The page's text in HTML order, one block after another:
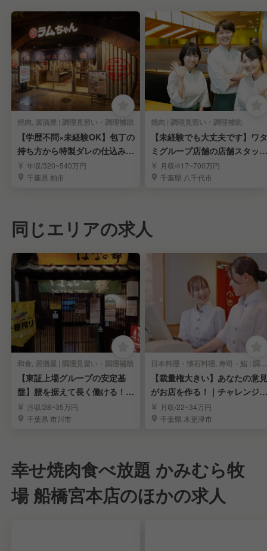
焼肉, 居酒屋 | 調理見習い・調理補助
【学歴不問×未経験OK】包丁の
持ち方から特製ダレの仕込みま
でしっかり伝授♪
年収/320~540万円
千葉県 柏市
焼肉 | 調理見習い・調理補助
【未経験でも大丈夫です】ワタ
ミグループ店舗の店舗スタッフ
(店長候補)を募集
月収/417~700万円
千葉県 八千代市
同じエリアの求人
和食, 居酒屋 | 調理見習い・調理補助
【東証上場グループの安定基
盤】腰を据えて長く働ける！調
理スタッフ募集
月収/28~35万円
千葉県 市川市
日本料理・懐石料理, 寿司・鮨 | 調理見習い・調理補助
【裁量権大きい】あなたの意見
がお店を作る！｜チャレンジを
応援する環境
月収/22~34万円
千葉県 木更津市
幸せ焼肉食べ放題 かみむら牧
場 船橋宮本店のほかの求人